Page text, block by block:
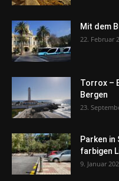
Mit dem
22. Februar
Torrox –
Bergen
23.
Parken in
farbigen
9. Januar